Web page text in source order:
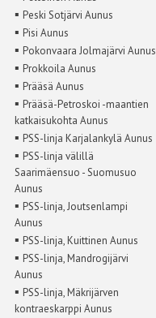
▪ Peski Sotjärvi Aunus
▪ Pisi Aunus
▪ Pokonvaara Jolmajärvi Aunus
▪ Prokkoila Aunus
▪ Prääsä Aunus
▪ Prääsä-Petroskoi -maantien
katkaisukohta Aunus
▪ PSS-linja Karjalankylä Aunus
▪ PSS-linja välillä
Saarimäensuo - Suomusuo
Aunus
▪ PSS-linja, Joutsenlampi
Aunus
▪ PSS-linja, Kuittinen Aunus
▪ PSS-linja, Mandrogijärvi
Aunus
▪ PSS-linja, Mäkrijärven
kontraeskarppi Aunus